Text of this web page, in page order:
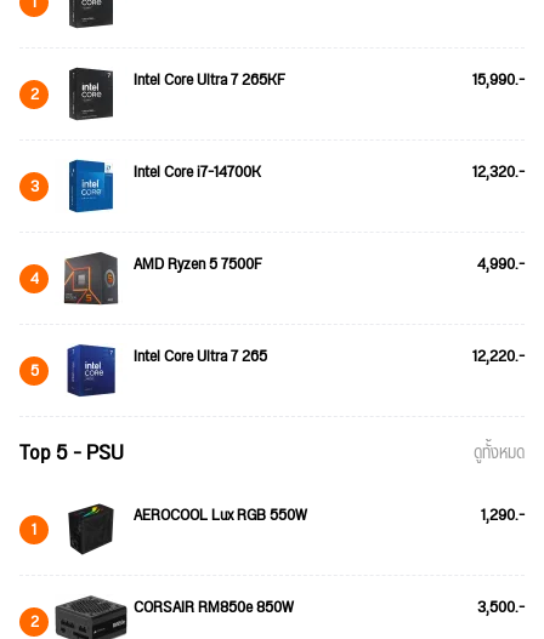
2 Intel Core Ultra 7 265KF 15,990.-
3 Intel Core i7-14700K 12,320.-
4 AMD Ryzen 5 7500F 4,990.-
5 Intel Core Ultra 7 265 12,220.-
Top 5 - PSU ดูทั้งหมด
1 AEROCOOL Lux RGB 550W 1,290.-
2 CORSAIR RM850e 850W 3,500.-